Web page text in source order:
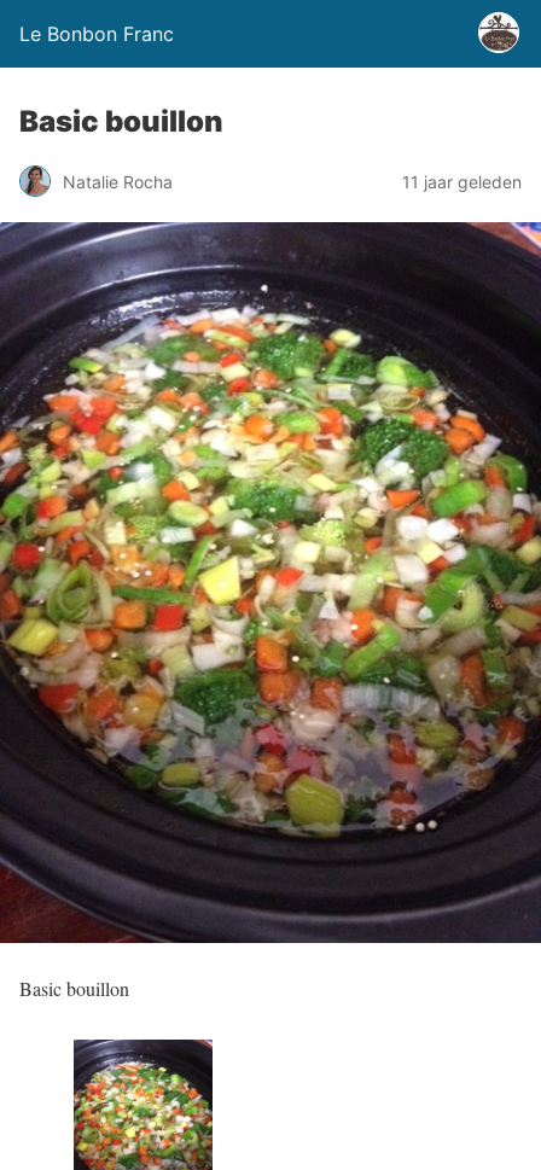
Le Bonbon Franc
Basic bouillon
Natalie Rocha 11 jaar geleden
Basic bouillon